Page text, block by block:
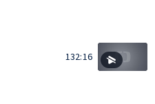
132:16